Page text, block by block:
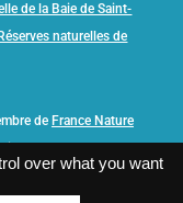
de la Baie de Saint-
Réserves naturelles de
de France Nature
over what you want